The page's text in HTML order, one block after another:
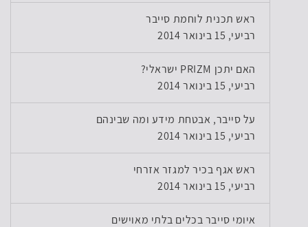
ראש תכנית לוחמת סייבר
רביעי, 15 בינואר 2014
האם יתכן PRIZM ישראלי?
רביעי, 15 בינואר 2014
על סייבר, אבטחת מידע ומה שבינהם
רביעי, 15 בינואר 2014
ראש אגף בכיר למגזר אזרחי
רביעי, 15 בינואר 2014
איומי סייבר בכלים בלתי מאוישים